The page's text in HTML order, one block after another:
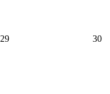
29 30